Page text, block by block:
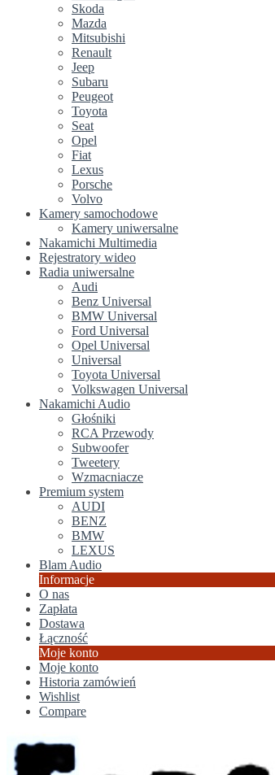
Skoda
Mazda
Mitsubishi
Renault
Jeep
Subaru
Peugeot
Toyota
Seat
Opel
Fiat
Lexus
Porsche
Volvo
Kamery samochodowe
Kamery uniwersalne
Nakamichi Multimedia
Rejestratory wideo
Radia uniwersalne
Audi
Benz Universal
BMW Universal
Ford Universal
Opel Universal
Universal
Toyota Universal
Volkswagen Universal
Nakamichi Audio
Głośniki
RCA Przewody
Subwoofer
Tweetery
Wzmacniacze
Premium system
AUDI
BENZ
BMW
LEXUS
Blam Audio
Informacje
O nas
Zapłata
Dostawa
Łączność
Moje konto
Moje konto
Historia zamówień
Wishlist
Compare